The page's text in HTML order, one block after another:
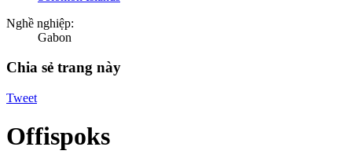
Nghề nghiệp:
Gabon
Chia sẻ trang này
Tweet
Offispoks